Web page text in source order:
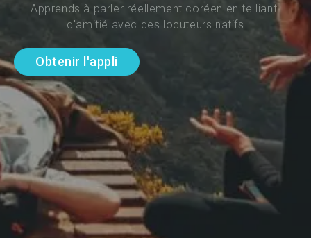
Apprends à parler réellement coréen en te liant
d'amitié avec des locuteurs natifs
Obtenir l'appli